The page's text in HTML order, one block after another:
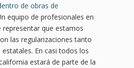
de obras de
equipo de profesionales en
representar que estamos
las regularizaciones tanto
En casi todos los
estará de parte de la